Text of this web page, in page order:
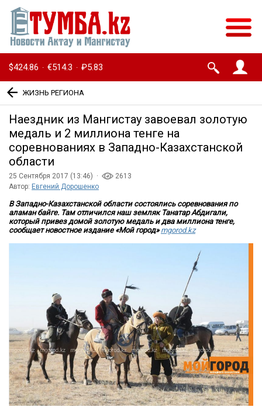
$424.86 · €514.3 · ₽5.83
ЖИЗНЬ РЕГИОНА
Наездник из Мангистау завоевал золотую
медаль и 2 миллиона тенге на
соревнованиях в Западно-Казахстанской
области
25 Сентября 2017 (13:46) ·
2613
Автор: Евгений Дорошенко
В Западно-Казахстанской области состоялись соревнования по
аламан байге. Там отличился наш земляк Танатар Абдигали,
который привез домой золотую медаль и два миллиона тенге,
сообщает новостное издание «Мой город» mgorod.kz